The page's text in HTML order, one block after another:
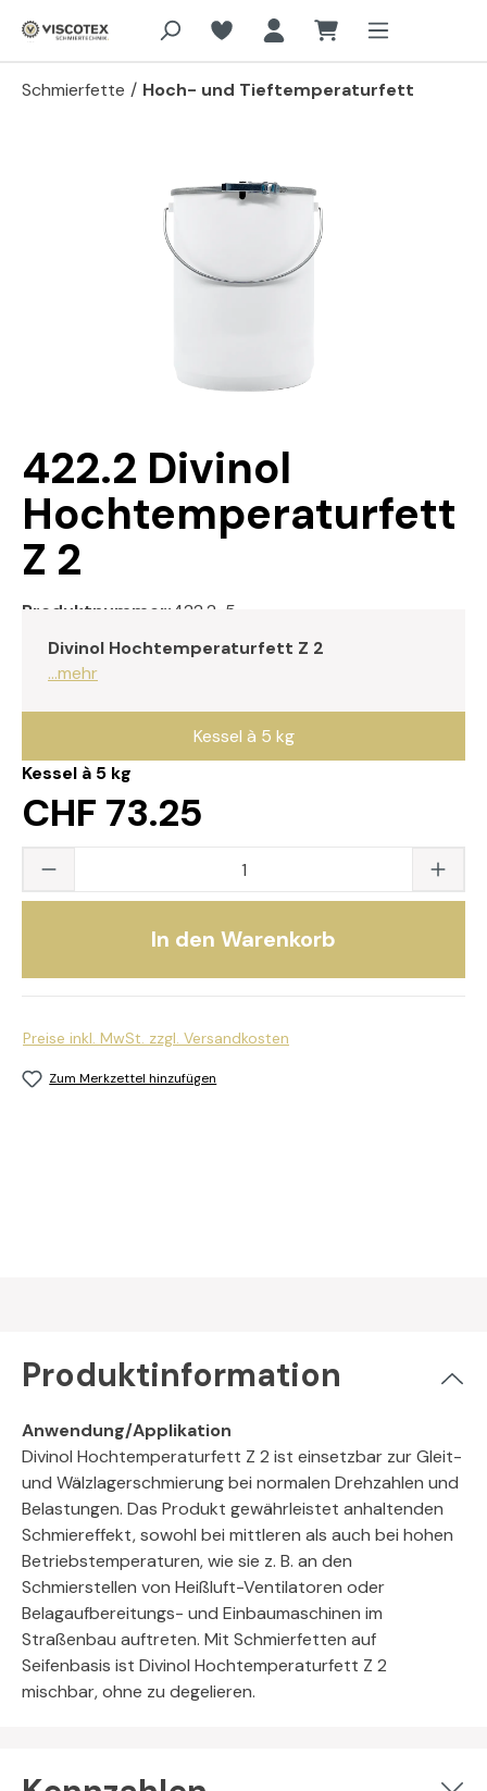
Zum Hauptinhalt springen
Schmierfette / Hoch- und Tieftemperaturfett
422.2 Divinol
Hochtemperaturfett
Z 2
Produktnummer: 422.2-5
Divinol Hochtemperaturfett Z 2
...mehr
Kessel à 5 kg
CHF 73.25
Kessel à 5 kg
Produkt Anzahl: Gib den gewünschten
In den Warenkorb
Preise inkl. MwSt. zzgl. Versandkosten
Zum Merkzettel hinzufügen
Produktinformation
Anwendung/Applikation
Divinol Hochtemperaturfett Z 2 ist einsetzbar zur Gleit-
und Wälzlagerschmierung bei normalen Drehzahlen und
Belastungen. Das Produkt gewährleistet anhaltenden
Schmiereffekt, sowohl bei mittleren als auch bei hohen
Betriebstemperaturen, wie sie z. B. an den
Schmierstellen von Heißluft-Ventilatoren oder
Belagaufbereitungs- und Einbaumaschinen im
Straßenbau auftreten. Mit Schmierfetten auf
Seifenbasis ist Divinol Hochtemperaturfett Z 2
mischbar, ohne zu degelieren.